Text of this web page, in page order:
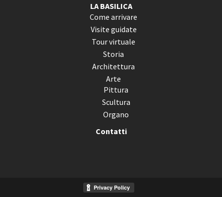
LA BASILICA
Come arrivare
Visite guidate
Tour virtuale
Storia
Architettura
Arte
Pittura
Scultura
Organo
Contatti